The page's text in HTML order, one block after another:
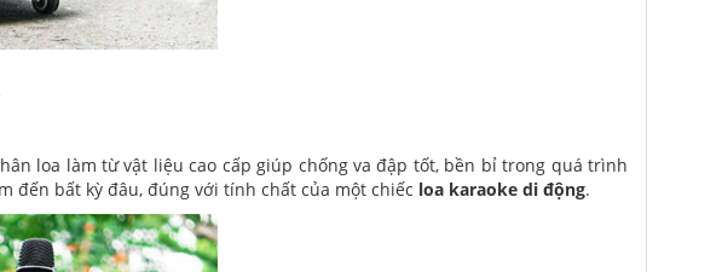
loa làm từ vật liệu cao cấp giúp chống va đập tốt, bền bỉ trong quá trình
đến bất kỳ đâu, đúng với tính chất của một chiếc loa karaoke di động.